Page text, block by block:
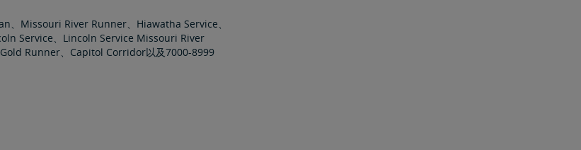
、Missouri River Runner、Hiawatha Service、
Service、Lincoln Service Missouri River
Runner、Capitol Corridor以及7000-8999